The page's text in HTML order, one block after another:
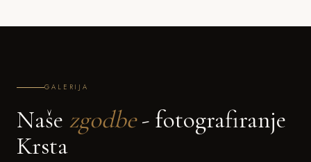
GALERIJA
Naše zgodbe- fotografiranje
Krsta